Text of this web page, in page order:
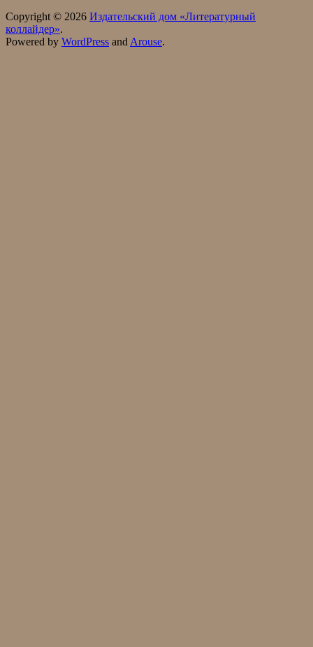
Copyright © 2026 Издательский дом «Литературный
коллайдер».
Powered by WordPress and Arouse.